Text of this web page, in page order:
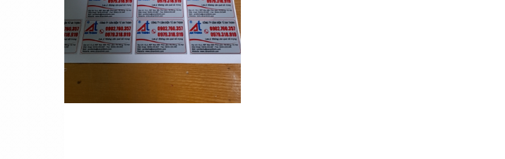
Cân điện tử đếm TCS-15